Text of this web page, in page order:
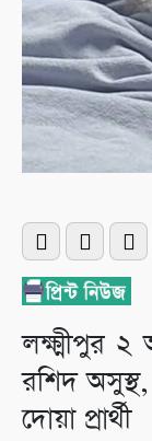
লক্ষ্মীপুর
রশিদ
দোয়া প্রার্থী